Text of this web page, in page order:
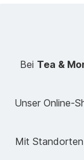
Bei Tea &
Unser Online-
Mit